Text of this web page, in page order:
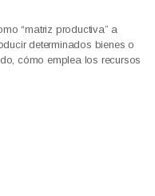
“matriz productiva” a
determinados bienes o
cómo emplea los recursos